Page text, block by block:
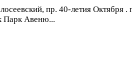
пр. 40-летия Октября .
Парк Авеню...